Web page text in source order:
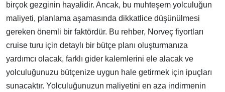
birçok gezginin hayalidir. Ancak, bu muhteşem yolculuğun
maliyeti, planlama aşamasında dikkatlice düşünülmesi
gereken önemli bir faktördür. Bu rehber, Norveç fiyortları
cruise turu için detaylı bir bütçe planı oluşturmanıza
yardımcı olacak, farklı gider kalemlerini ele alacak ve
yolculuğunuzu bütçenize uygun hale getirmek için ipuçları
sunacaktır. Yolculuğunuzun maliyetini en aza indirmenin